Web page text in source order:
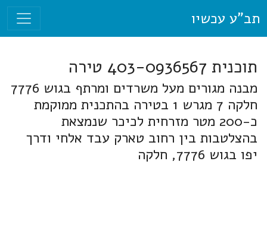
תב"ע עכשיו
תוכנית 403-0936567 טירה
מבנה מגורים מעל משרדים ומרתף בגוש 7776
חלקה 7 מגרש 1 בטירה בהתכנית ממוקמת
כ-200 מטר מזרחית לכיכר שנמצאת
בהצלטבות בין רחוב טארק עבד אלחי ודרך
יפו בגוש 7776, חלקה